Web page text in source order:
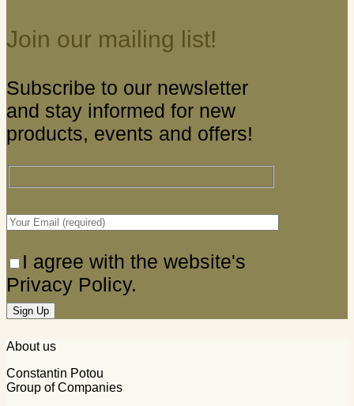
Join our mailing list!
Subscribe to our newsletter
and stay informed for new
products, events and offers!
I agree with the website's
Privacy Policy.
About us
Constantin Potou
Group of Companies